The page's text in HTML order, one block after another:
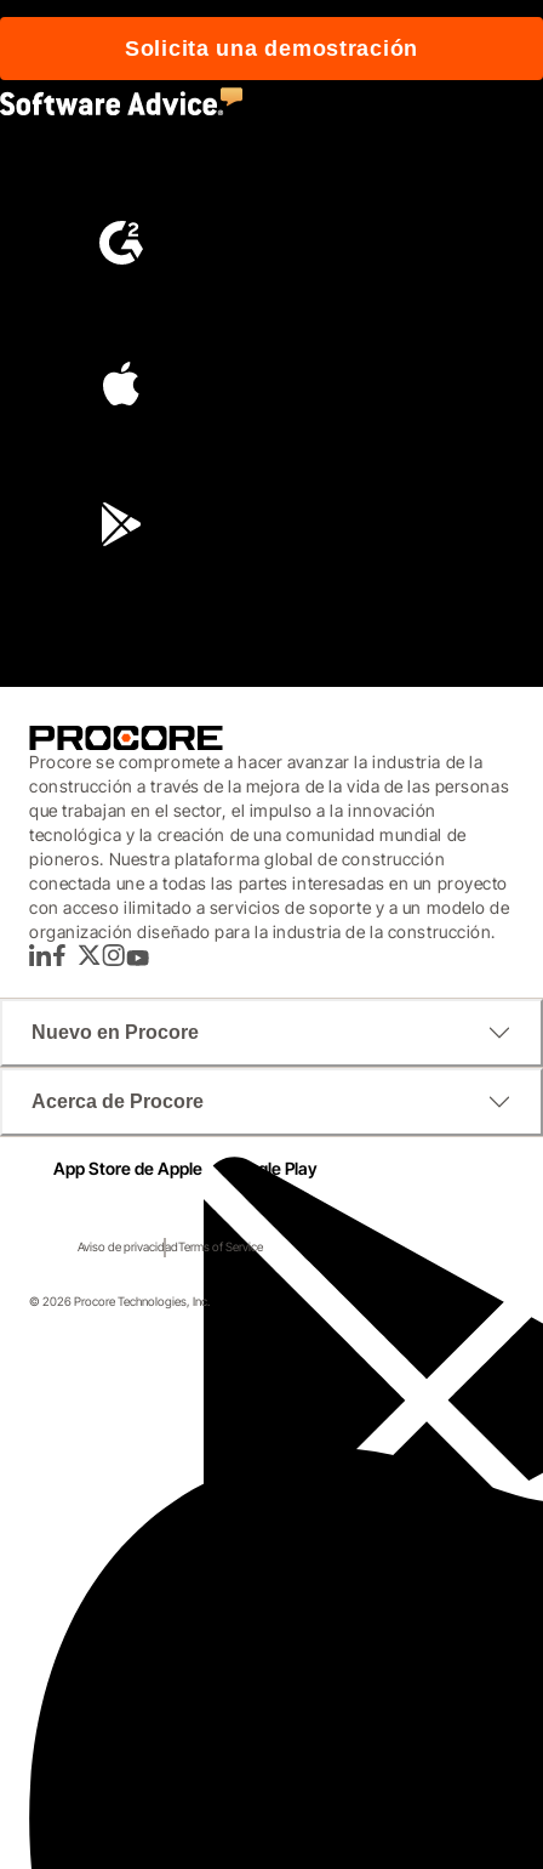
Solicita una demostración
Procore se compromete a hacer avanzar la industria de la
construcción a través de la mejora de la vida de las personas
que trabajan en el sector, el impulso a la innovación
tecnológica y la creación de una comunidad mundial de
pioneros. Nuestra plataforma global de construcción
conectada une a todas las partes interesadas en un proyecto
con acceso ilimitado a servicios de soporte y a un modelo de
organización diseñado para la industria de la construcción.
LinkedInFacebook
TwitterInstagram
YouTube
Nuevo en Procore
Acerca de Procore
App Store de Apple Google Play
Aviso de privacidadTerms of Service
© 2026 Procore Technologies, Inc.